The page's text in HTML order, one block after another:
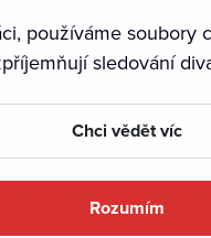
• Ochrana soukromí •
• Autorská práva•
používáme soubory
sledování
Chci vědět víc
Rozumím